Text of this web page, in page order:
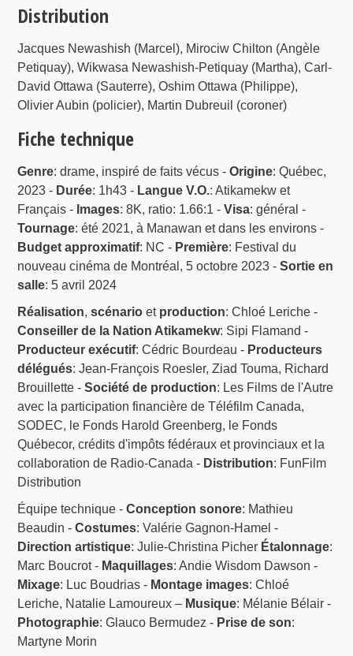
Distribution
Jacques Newashish (Marcel), Mirociw Chilton (Angèle
Petiquay), Wikwasa Newashish-Petiquay (Martha), Carl-
David Ottawa (Sauterre), Oshim Ottawa (Philippe),
Olivier Aubin (policier), Martin Dubreuil (coroner)
Fiche technique
Genre: drame, inspiré de faits vécus -Origine: Québec,
2023 - Durée: 1h43 - Langue V.O.: Atikamekw et
Français - Images: 8K, ratio: 1.66:1 -Visa: général -
Tournage: été 2021, à Manawan et dans les environs -
Budget approximatif: NC - Première: Festival du
nouveau cinéma de Montréal, 5 octobre 2023 -Sortie en
salle: 5 avril 2024
Réalisation,scénario et production: Chloé Leriche -
Conseiller de la Nation Atikamekw: Sipi Flamand -
Producteur exécutif: Cédric Bourdeau - Producteurs
délégués: Jean-François Roesler, Ziad Touma, Richard
Brouillette -Société de production: Les Films de l'Autre
avec la participation financière de Téléfilm Canada,
SODEC, le Fonds Harold Greenberg, le Fonds
Québecor, crédits d'impôts fédéraux et provinciaux et la
collaboration de Radio-Canada - Distribution: FunFilm
Distribution
Équipe technique -Conception sonore: Mathieu
Beaudin -Costumes: Valérie Gagnon-Hamel -
Direction artistique: Julie-Christina Picher Étalonnage:
Marc Boucrot - Maquillages: Andie Wisdom Dawson -
Mixage: Luc Boudrias - Montage images: Chloé
Leriche, Natalie Lamoureux – Musique: Mélanie Bélair -
Photographie: Glauco Bermudez - Prise de son:
Martyne Morin